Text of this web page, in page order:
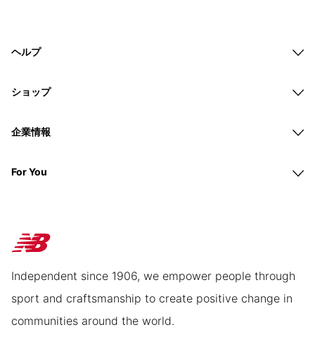
ヘルプ
ショップ
企業情報
For You
Independent since 1906, we empower people through
sport and craftsmanship to create positive change in
communities around the world.